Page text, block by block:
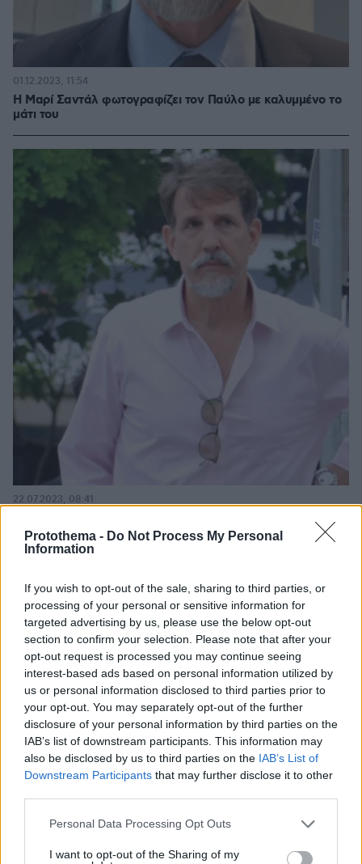
Protothema - Do Not Process My Personal
Information
If you wish to opt-out of the sale, sharing to third parties, or
processing of your personal or sensitive information for
targeted advertising by us, please use the below opt-out
section to confirm your selection. Please note that after your
opt-out request is processed you may continue seeing
interest-based ads based on personal information utilized by
us or personal information disclosed to third parties prior to
your opt-out. You may separately opt-out of the further
disclosure of your personal information by third parties on the
IAB’s list of downstream participants. This information may
also be disclosed by us to third parties on the IAB’s List of
Downstream Participants that may further disclose it to other
Please note that this website/app uses one or more Google
not limited to your visit or usage behaviour. You may click to
Personal Data Processing Opt Outs
I want to opt-out of the Sharing of my
Η Μαρί Σαντάλ φωτογραφίζει τον Παύλο με καλυμμένο το
μάτι του
01.12.2023, 11:54
22.07.2023, 08:41